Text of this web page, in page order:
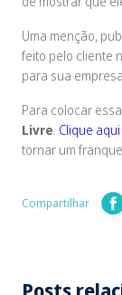
Uma menção,
feito pelo cliente
para sua
Para colocar
Livre Clique aqui
tornar um
Compartilhar